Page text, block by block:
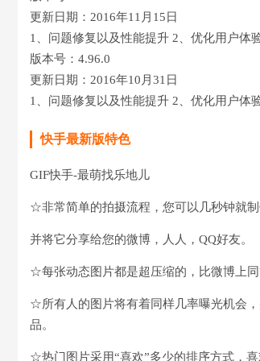
更新日期：2016年11月15日
1、问题修复以及性能提升 2、优化用户体
版本号：4.96.0
更新日期：2016年10月31日
1、问题修复以及性能提升 2、优化用户体
快手最新版特色
GIF快手-最萌找乐地儿
☆非常简单的拍摄流程，您可以几秒钟就制
并将它分享给您的微博，人人，QQ好友。
☆每张动态图片都是超压缩的，比微博上
☆所有人的图片将有着同样几率曝光机会
品。
☆热门图片采用“喜欢”多少的排序方式，